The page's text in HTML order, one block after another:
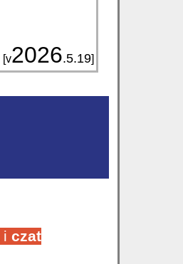
[v2026.5.19]
i czat